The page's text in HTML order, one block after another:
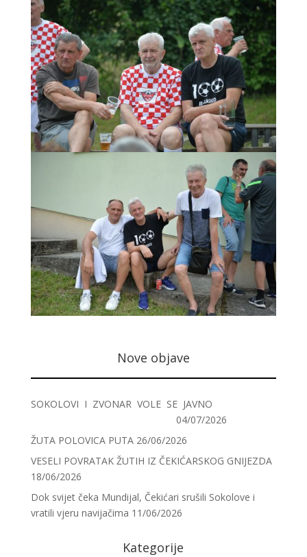
Nove objave
SOKOLOVI I ZVONAR VOLE SE JAVNO
04/07/2026
ŽUTA POLOVICA PUTA 26/06/2026
VESELI POVRATAK ŽUTIH IZ ČEKIĆARSKOG GNIJEZDA
18/06/2026
Dok svijet čeka Mundijal, Čekićari srušili Sokolove i
vratili vjeru navijačima 11/06/2026
Kategorije